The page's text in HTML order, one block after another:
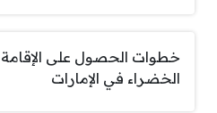
خطوات الحصول على الإقامة
الخضراء في الإمارات